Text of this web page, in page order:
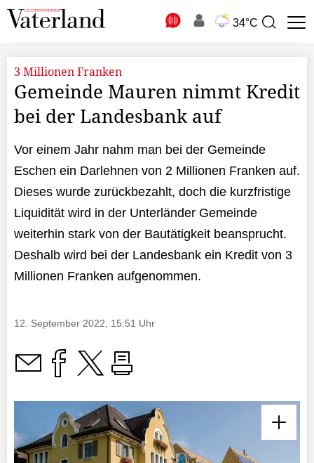
34°C
Suchbegriff
3 Millionen Franken
Gemeinde Mauren nimmt Kredit
bei der Landesbank auf
Vor einem Jahr nahm man bei der Gemeinde
Eschen ein Darlehnen von 2 Millionen Franken auf.
Dieses wurde zurückbezahlt, doch die kurzfristige
Liquidität wird in der Unterländer Gemeinde
weiterhin stark von der Bautätigkeit beansprucht.
Deshalb wird bei der Landesbank ein Kredit von 3
Millionen Franken aufgenommen.
12. September 2022, 15:51 Uhr